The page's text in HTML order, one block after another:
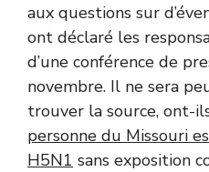
aux questions sur
ont déclaré les
d’une conférence de
novembre. Il ne sera
trouver la source, ont-
personne du Missouri
H5N1 sans exposition